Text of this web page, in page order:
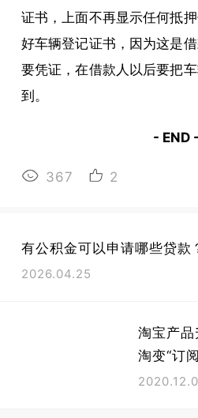
证书，上面不再显示任何抵
好车辆登记证书，因为这是
要凭证，在借款人以后要把
到。
- END -
367 2
有公积金可以申请哪些贷款
2026.04.25
淘宝产
淘变“订